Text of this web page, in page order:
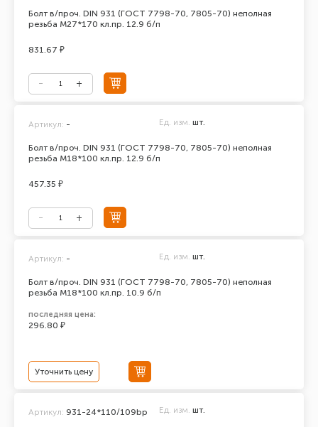
Болт в/проч. DIN 931 (ГОСТ 7798-70, 7805-70) неполная
резьба М27*170 кл.пр. 12.9 б/п
831.67 ₽
Болт в/проч. DIN 931 (ГОСТ 7798-70, 7805-70) неполная
резьба М18*100 кл.пр. 12.9 б/п
Артикул: - Ед. изм. шт.
457.35 ₽
Болт в/проч. DIN 931 (ГОСТ 7798-70, 7805-70) неполная
резьба М18*100 кл.пр. 10.9 б/п
Артикул: - Ед. изм. шт.
последняя цена:
296.80 ₽
Уточнить цену
Артикул: 931-24*110/109bp Ед. изм. шт.